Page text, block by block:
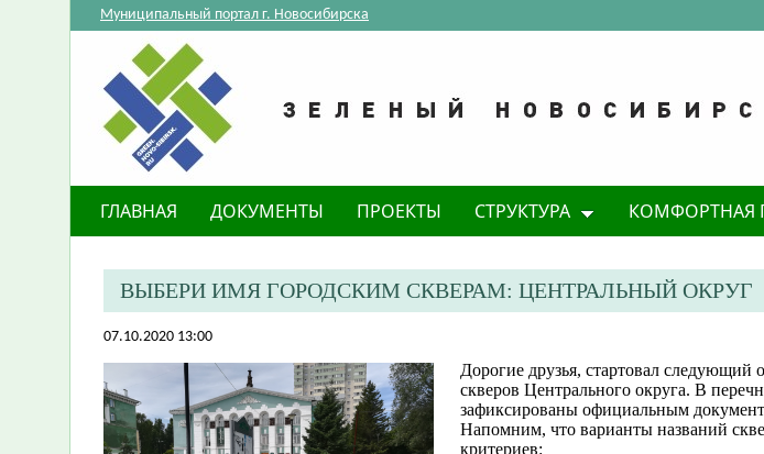
Муниципальный портал г. Новосибирска
ГЛАВНАЯ ДОКУМЕНТЫ ПРОЕКТЫ СТРУКТУРА КОМФОРТНАЯ
ВЫБЕРИ ИМЯ ГОРОДСКИМ СКВЕРАМ: ЦЕНТРАЛЬНЫЙ ОКРУГ
07.10.2020 13:00
Дорогие друзья, стартовал
скверов Центрального округа. В
зафиксированы официальным
Напомним, что варианты названий
критериев: